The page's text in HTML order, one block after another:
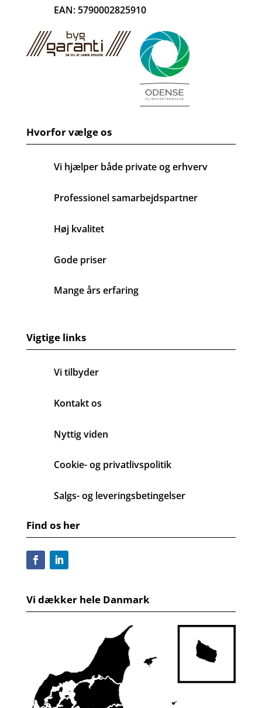
EAN: 5790002825910
Hvorfor vælge os
Vi hjælper både private og erhverv
Professionel samarbejdspartner
Høj kvalitet
Gode priser
Mange års erfaring
Vigtige links
Vi tilbyder
Kontakt os
Nyttig viden
Cookie- og privatlivspolitik
Salgs- og leveringsbetingelser
Find os her
Vi dækker hele Danmark